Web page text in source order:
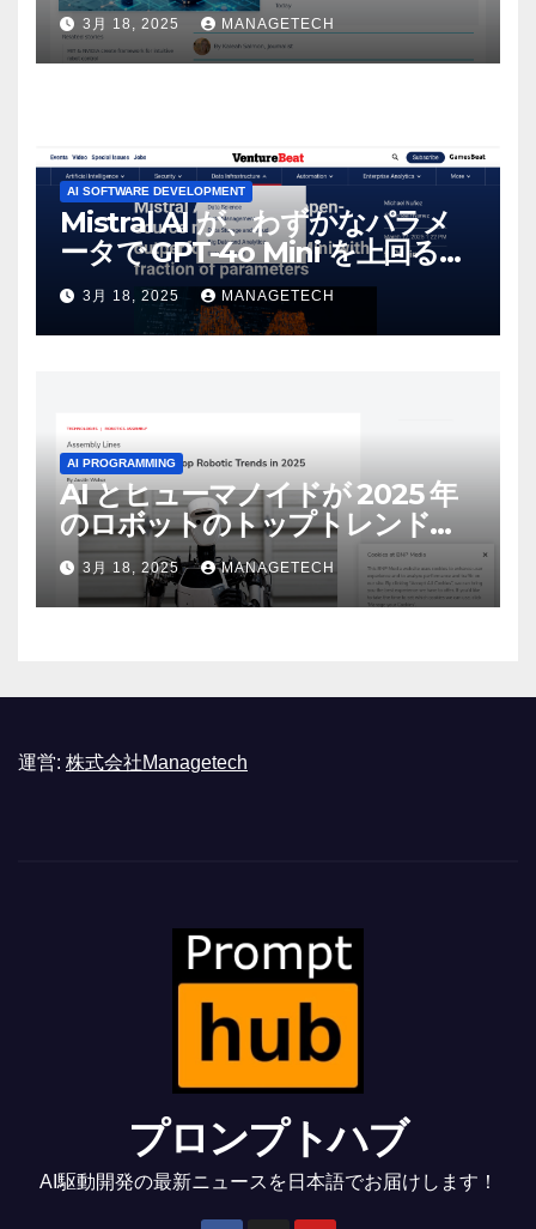
3月 18, 2025 MANAGETECH
AI SOFTWARE DEVELOPMENT
Mistral AI が、わずかなパラメ
ータで GPT-4o Mini を上回る新
しいオープンソース モデルをリ
リース | VentureBeat
3月 18, 2025 MANAGETECH
AI PROGRAMMING
AI とヒューマノイドが 2025 年
のロボットのトップトレンドに |
ASSEMBLY
3月 18, 2025 MANAGETECH
運営: 株式会社Managetech
プロンプトハブ
AI駆動開発の最新ニュースを日本語でお届けします！